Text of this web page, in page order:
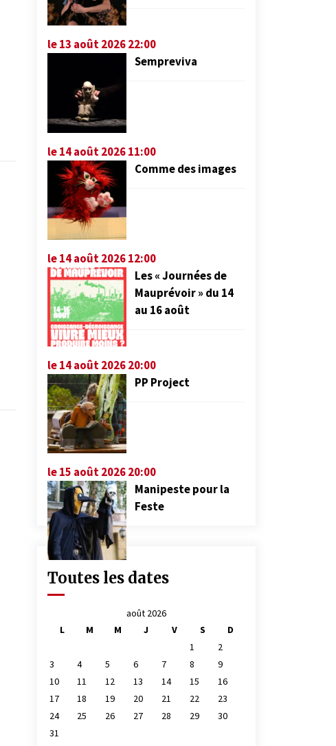
le 13 août 2026 22:00
Sempreviva
le 14 août 2026 11:00
Comme des images
le 14 août 2026 12:00
Les « Journées de
Mauprévoir » du 14
au 16 août
le 14 août 2026 20:00
PP Project
le 15 août 2026 20:00
Manipeste pour la
Feste
Toutes les dates
août 2026
L
M M J V S
D
1
2
3
4 5 6 7 8
9
10
11 12 13 14 15
16
17
18 19 20 21 22
23
24
25 26 27 28 29
30
31